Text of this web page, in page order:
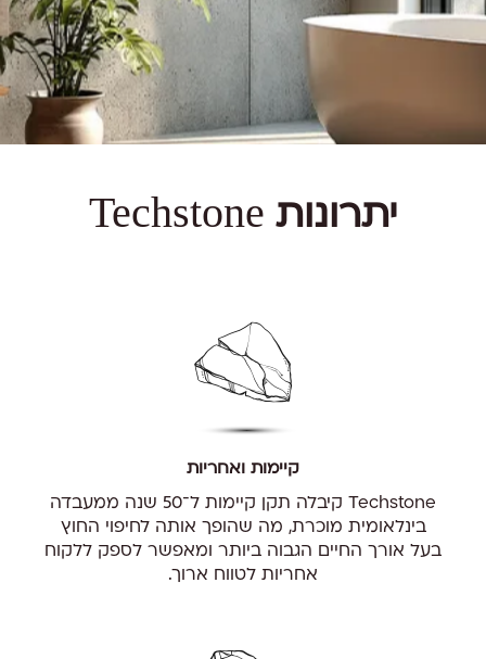
יתרונות Techstone
קיימות ואחריות
Techstone קיבלה תקן קיימות ל־50 שנה ממעבדה
בינלאומית מוכרת, מה שהופך אותה לחיפוי החוץ
בעל אורך החיים הגבוה ביותר ומאפשר לספק ללקוח
אחריות לטווח ארוך.